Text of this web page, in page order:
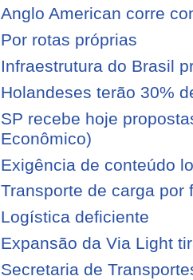
Anglo American corre
Por rotas próprias
Infraestrutura do Brasil
Holandeses terão 30%
SP recebe hoje
Econômico)
Exigência de conteúdo
Transporte de carga por
Logística deficiente
Expansão da Via Light
Secretaria de